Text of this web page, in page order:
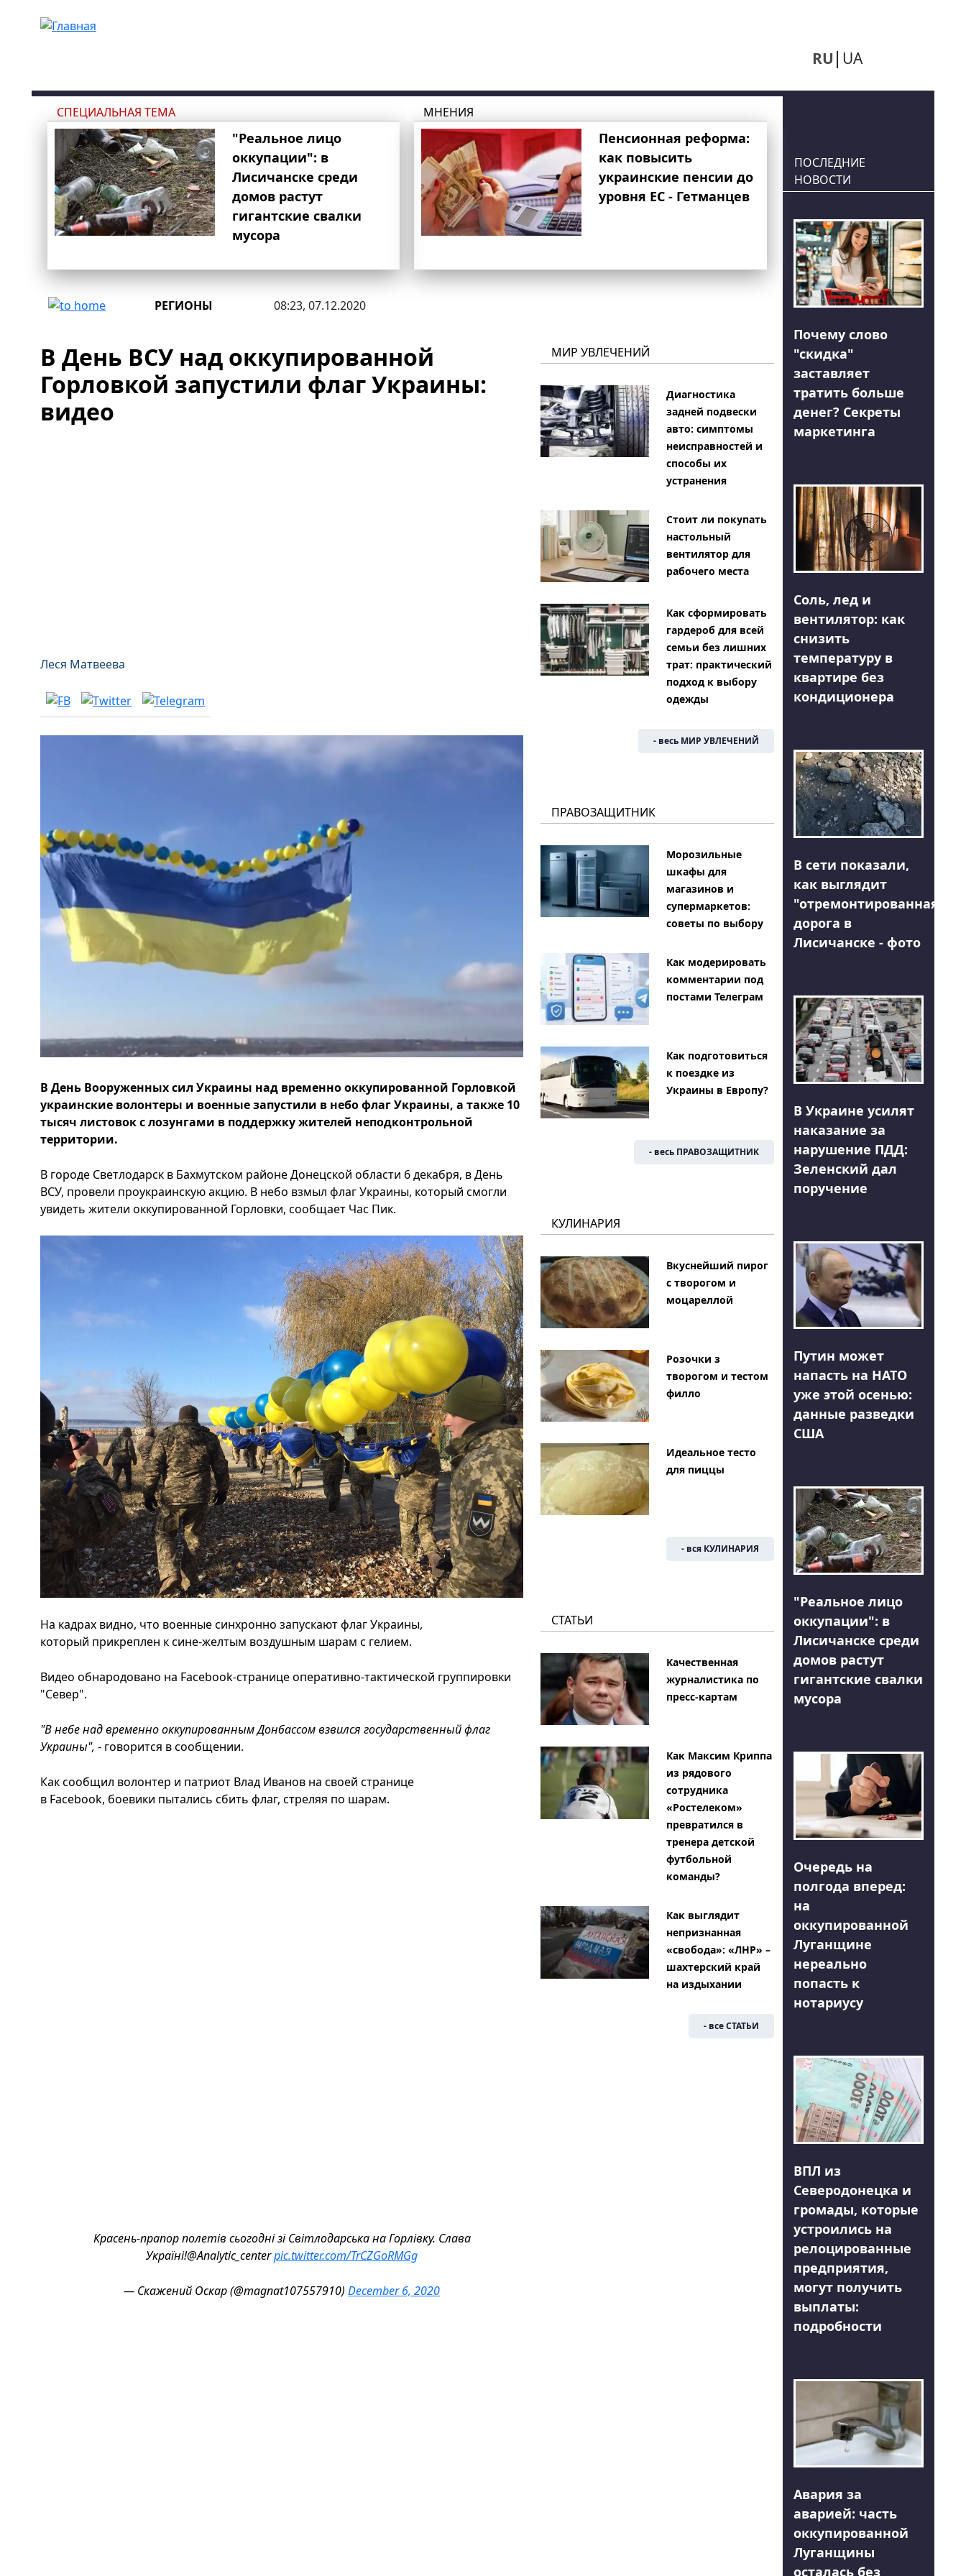
RU UA
СПЕЦИАЛЬНАЯ ТЕМА
"Реальное лицо
оккупации": в
Лисичанске среди
домов растут
гигантские свалки
мусора
МНЕНИЯ
Пенсионная реформа:
как повысить
украинские пенсии до
уровня ЕС - Гетманцев
РЕГИОНЫ 08:23, 07.12.2020
В День ВСУ над оккупированной
Горловкой запустили флаг Украины:
видео
Леся Матвеева
В День Вооруженных сил Украины над временно оккупированной Горловкой
украинские волонтеры и военные запустили в небо флаг Украины, а также 10
тысяч листовок с лозунгами в поддержку жителей неподконтрольной
территории.
В городе Светлодарск в Бахмутском районе Донецской области 6 декабря, в День
ВСУ, провели проукраинскую акцию. В небо взмыл флаг Украины, который смогли
увидеть жители оккупированной Горловки, сообщает Час Пик.
На кадрах видно, что военные синхронно запускают флаг Украины,
который прикреплен к сине-желтым воздушным шарам с гелием.
Видео обнародовано на Facebook-странице оперативно-тактической группировки
"Север".
"В небе над временно оккупированным Донбассом взвился государственный флаг
Украины", - говорится в сообщении.
Как сообщил волонтер и патриот Влад Иванов на своей странице
в Facebook, боевики пытались сбить флаг, стреляя по шарам.
Красень-прапор полетів сьогодні зі Світлодарська на Горлівку. Слава
Україні!@Analytic_centerpic.twitter.com/TrCZGoRMGg
— Скажений Оскар (@magnat107557910)December 6, 2020
МИР УВЛЕЧЕНИЙ
Диагностика
задней подвески
авто: симптомы
неисправностей и
способы их
устранения
Стоит ли покупать
настольный
вентилятор для
рабочего места
Как сформировать
гардероб для всей
семьи без лишних
трат: практический
подход к выбору
одежды
- весь МИР УВЛЕЧЕНИЙ
ПРАВОЗАЩИТНИК
Морозильные
шкафы для
магазинов и
супермаркетов:
советы по выбору
Как модерировать
комментарии под
постами Телеграм
Как подготовиться
к поездке из
Украины в Европу?
- весь ПРАВОЗАЩИТНИК
КУЛИНАРИЯ
Вкуснейший пирог
с творогом и
моцареллой
Розочки з
творогом и тестом
филло
Идеальное тесто
для пиццы
- вся КУЛИНАРИЯ
СТАТЬИ
Качественная
журналистика по
пресс-картам
Как Максим Криппа
из рядового
сотрудника
«Ростелеком»
превратился в
тренера детской
футбольной
команды?
Как выглядит
непризнанная
«свобода»: «ЛНР» –
шахтерский край
на издыхании
- все СТАТЬИ
ПОСЛЕДНИЕ
НОВОСТИ
Почему слово
"скидка"
заставляет
тратить больше
денег? Секреты
маркетинга
Соль, лед и
вентилятор: как
снизить
температуру в
квартире без
кондиционера
В сети показали,
как выглядит
"отремонтированная"
дорога в
Лисичанске - фото
В Украине усилят
наказание за
нарушение ПДД:
Зеленский дал
поручение
Путин может
напасть на НАТО
уже этой осенью:
данные разведки
США
"Реальное лицо
оккупации": в
Лисичанске среди
домов растут
гигантские свалки
мусора
Очередь на
полгода вперед:
на
оккупированной
Луганщине
нереально
попасть к
нотариусу
ВПЛ из
Северодонецка и
громады, которые
устроились на
релоцированные
предприятия,
могут получить
выплаты:
подробности
Авария за
аварией: часть
оккупированной
Луганщины
осталась без